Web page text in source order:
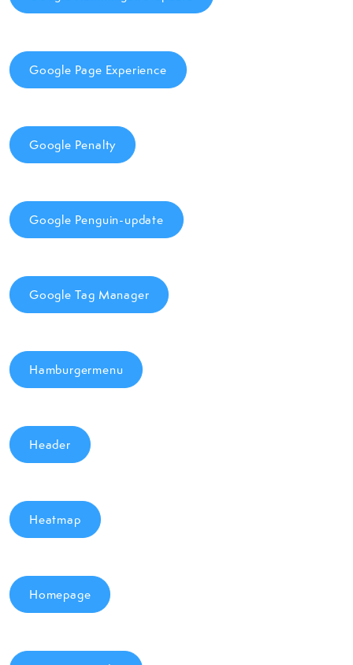
Google Page Experience
Google Penalty
Google Penguin-update
Google Tag Manager
Hamburgermenu
Header
Heatmap
Homepage